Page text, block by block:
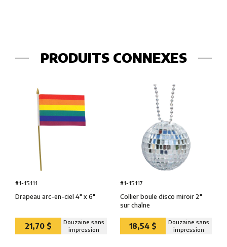
PRODUITS CONNEXES
#1-15111
Drapeau arc-en-ciel 4″ x 6″
21,70 $
Douzaine sans
impression
#1-15117
Collier boule disco miroir 2″
sur chaîne
18,54 $
Douzaine sans
impression